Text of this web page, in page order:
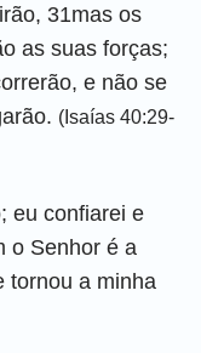
31mas os
as suas forças;
e não se
(Isaías 40:29-
eu confiarei e
o Senhor é a
tornou a minha